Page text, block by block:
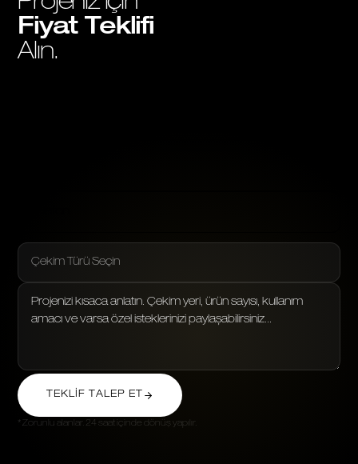
Fiyat Teklifi
Alın.
TEKLIF TALEP ET
* Zorunlu alanlar. 24 saat içinde dönüş yapılır.